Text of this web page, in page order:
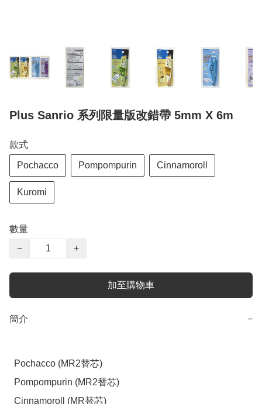
Plus Sanrio 系列限量版改錯帶 5mm X 6m
款式
Pochacco Pompompurin Cinnamoroll
Kuromi
數量
−
+
加至購物車
簡介 −